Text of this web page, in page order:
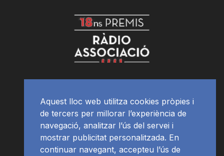
Aquest lloc web utilitza cookies pròpies i
de tercers per millorar l’experiència de
navegació, analitzar l’ús del servei i
mostrar publicitat personalitzada. En
continuar navegant, accepteu l’ús de